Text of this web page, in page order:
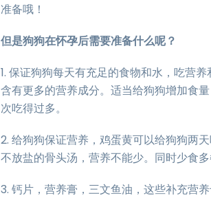
准备哦！
但是狗狗在怀孕后需要准备什么呢？
1. 保证狗狗每天有充足的食物和水，吃营
含有更多的营养成分。适当给狗狗增加食
次吃得过多。
2. 给狗狗保证营养，鸡蛋黄可以给狗狗两
不放盐的骨头汤，营养不能少。同时少食
3. 钙片，营养膏，三文鱼油，这些补充营